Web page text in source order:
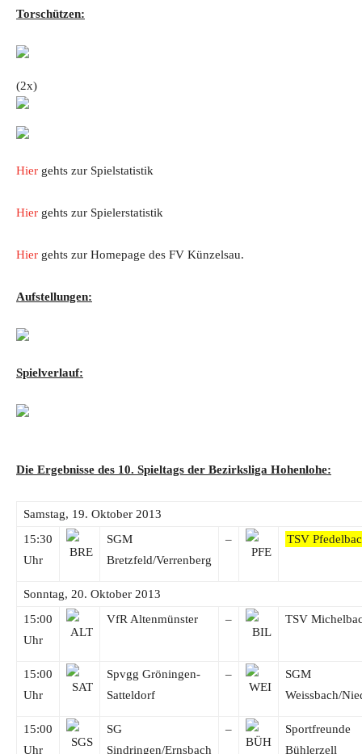
Torschützen:
(2x)
Hier gehts zur Spielstatistik
Hier gehts zur Spielerstatistik
Hier gehts zur Homepage des FV Künzelsau.
Aufstellungen:
Spielverlauf:
Die Ergebnisse des 10. Spieltags der Bezirksliga Hohenlohe:
Samstag, 19. Oktober 2013
15:30
Uhr
SGM
Bretzfeld/Verrenberg
– TSV
Sonntag, 20. Oktober 2013
15:00
Uhr
VfR Altenmünster – TSV
15:00
Uhr
Spvgg Gröningen-
Satteldorf
–
SGM
Weissbach/
15:00
Uhr
SG
Sindringen/Ernsbach
–
Sportfreunde
Bühlerzell